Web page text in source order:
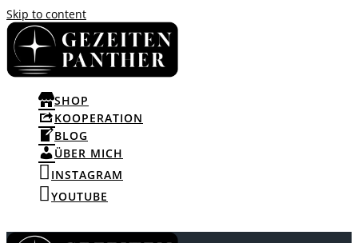
Skip to content
SHOP
KOOPERATION
BLOG
ÜBER MICH
INSTAGRAM
YOUTUBE